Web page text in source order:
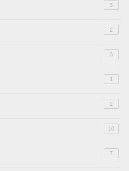
3
2
3
1
2
10
7